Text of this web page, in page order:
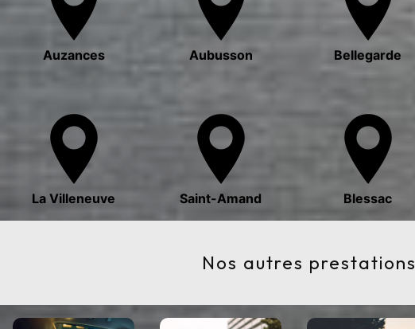
Auzances Aubusson Bellegarde
La Villeneuve Saint-Amand Blessac
Nos autres prestations